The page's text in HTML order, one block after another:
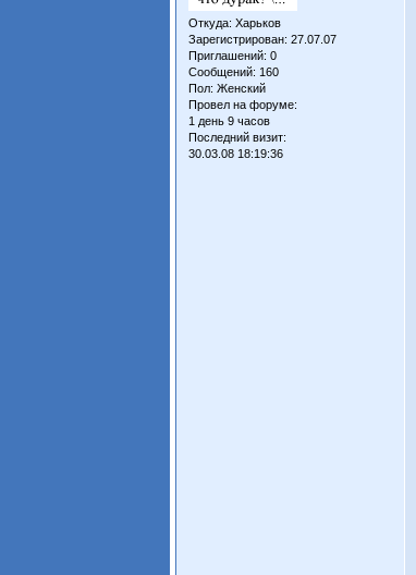
Откуда: Харьков
Зарегистрирован: 27.07.07
Приглашений: 0
Сообщений: 160
Пол: Женский
Провел на форуме:
1 день 9 часов
Последний визит:
30.03.08 18:19:36